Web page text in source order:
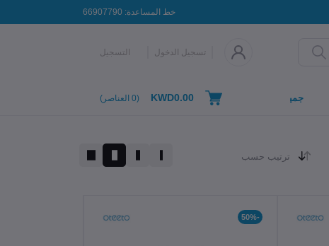
خط المساعدة: 66907790
تسجيل الدخول التسجيل
جميع التصنيفات KWD0.00
(
0 العناصر)
ترتيب حسب
-50%